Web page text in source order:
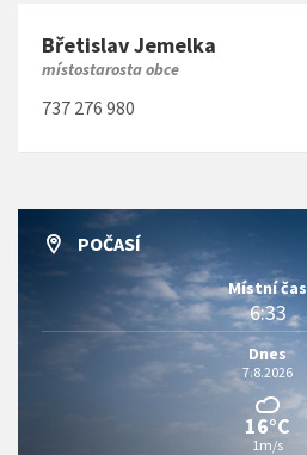
Břetislav Jemelka
místostarosta obce
737 276 980
POČASÍ
Místní čas
6:33
Dnes
7.8.2026
16°C
1m/s